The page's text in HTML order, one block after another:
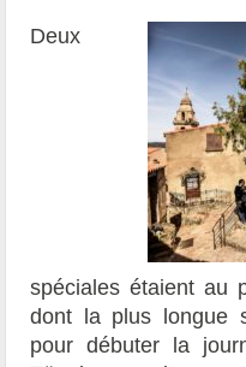
Deux
spéciales étaient au
dont la plus longue
pour débuter la